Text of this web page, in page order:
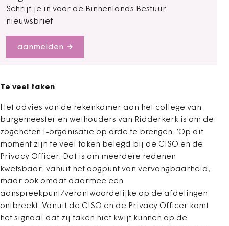
Schrijf je in voor de Binnenlands Bestuur
nieuwsbrief
aanmelden
Te veel taken
Het advies van de rekenkamer aan het college van
burgemeester en wethouders van Ridderkerk is om de
zogeheten I-organisatie op orde te brengen. ‘Op dit
moment zijn te veel taken belegd bij de CISO en de
Privacy Officer. Dat is om meerdere redenen
kwetsbaar: vanuit het oogpunt van vervangbaarheid,
maar ook omdat daarmee een
aanspreekpunt/verantwoordelijke op de afdelingen
ontbreekt. Vanuit de CISO en de Privacy Officer komt
het signaal dat zij taken niet kwijt kunnen op de